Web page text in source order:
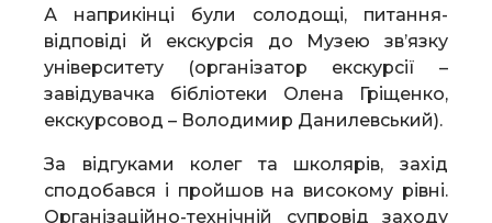
А наприкінці були солодощі, питання-
відповіді й екскурсія до Музею зв’язку
університету (організатор екскурсії –
завідувачка бібліотеки Олена Гріщенко,
екскурсовод – Володимир Данилевський).
За відгуками колег та школярів, захід
сподобався і пройшов на високому рівні.
Організаційно-технічній супровід заходу